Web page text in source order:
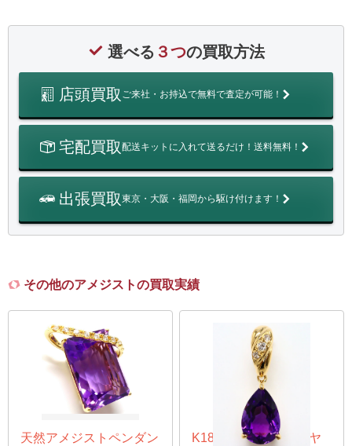
選べる ３つの買取方法
店頭買取 ご来社・お持込で無料で査定が可能！
宅配買取配送キットに入れて送るだけ！送料無料！
出張買取東京・大阪・福岡から駆け付けます！
その他のアメジストの買取実績
天然アメジストペンダン
K18 アメジスト/ダイヤ